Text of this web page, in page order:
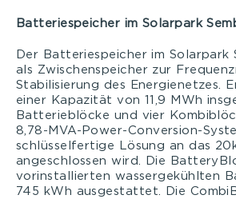
Batteriespeicher im Solarpark
Der Batteriespeicher im Solarpark
als Zwischenspeicher zur
Stabilisierung des Energienetzes.
einer Kapazität von 11,9 MWh
Batterieblöcke und vier
8,78-MVA-Power-Conversion-
schlüsselfertige Lösung an das
angeschlossen wird. Die
vorinstallierten wassergekühlten
745 kWh ausgestattet. Die